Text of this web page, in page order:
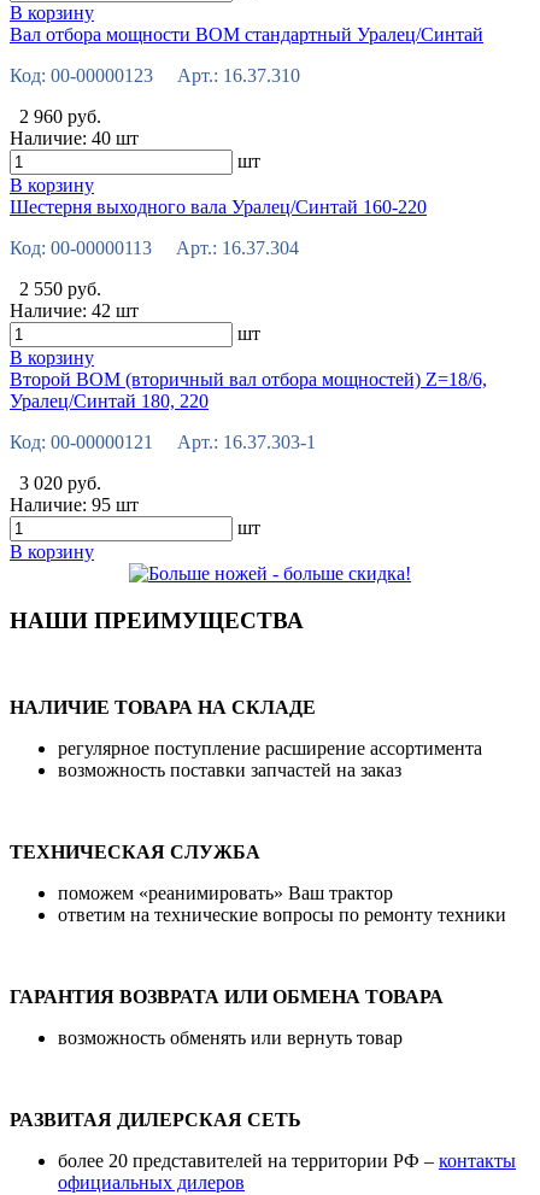
В корзину
Вал отбора мощности ВОМ стандартный Уралец/Синтай
Код: 00-00000123 Арт.: 16.37.310
2 960 руб.
Наличие: 40 шт
шт
В корзину
Шестерня выходного вала Уралец/Синтай 160-220
Код: 00-00000113 Арт.: 16.37.304
2 550 руб.
Наличие: 42 шт
шт
В корзину
Второй ВОМ (вторичный вал отбора мощностей) Z=18/6,
Уралец/Синтай 180, 220
Код: 00-00000121 Арт.: 16.37.303-1
3 020 руб.
Наличие: 95 шт
шт
В корзину
НАШИ ПРЕИМУЩЕСТВА
НАЛИЧИЕ ТОВАРА НА СКЛАДЕ
регулярное поступление расширение ассортимента
возможность поставки запчастей на заказ
ТЕХНИЧЕСКАЯ СЛУЖБА
поможем «реанимировать» Ваш трактор
ответим на технические вопросы по ремонту техники
ГАРАНТИЯ ВОЗВРАТА ИЛИ ОБМЕНА ТОВАРА
возможность обменять или вернуть товар
РАЗВИТАЯ ДИЛЕРСКАЯ СЕТЬ
более 20 представителей на территории РФ – контакты
официальных дилеров